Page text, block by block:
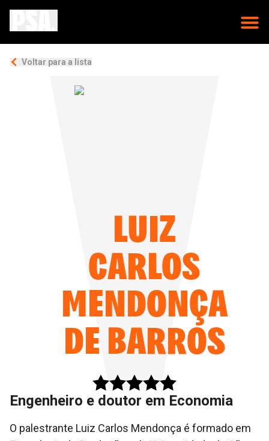
Voltar para a lista
LUIZ
CARLOS
MENDONÇA
DE BARROS
Engenheiro e doutor em Economia
O palestrante Luiz Carlos Mendonça é formado em